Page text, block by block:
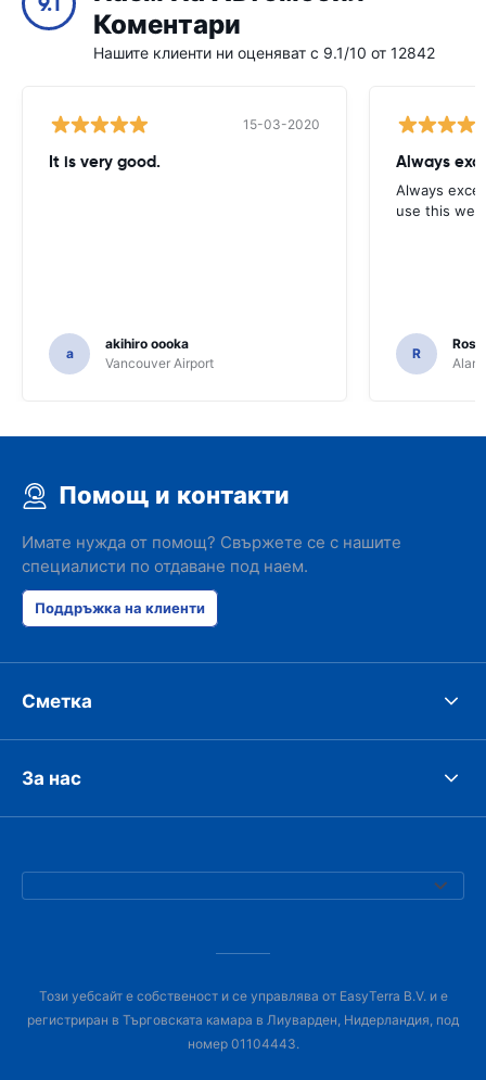
Коментари
Нашите клиенти ни оценяват с 9.1/10 от 12842
15-03-2020
It is very good.
a
akihiro oooka
Vancouver Airport
Always
Always
use this
R
Помощ и контакти
Имате нужда от помощ? Свържете се с нашите
специалисти по отдаване под наем.
Поддръжка на клиенти
Сметка
За нас
Този уебсайт е собственост и се управлява от EasyTerra B.V. и е
регистриран в Търговската камара в Лиуварден, Нидерландия, под
номер 01104443.